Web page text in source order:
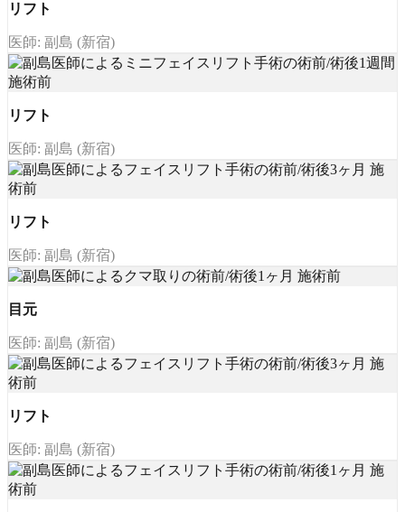
リフト
医師: 副島 (新宿)
リフト
医師: 副島 (新宿)
リフト
医師: 副島 (新宿)
目元
医師: 副島 (新宿)
リフト
医師: 副島 (新宿)